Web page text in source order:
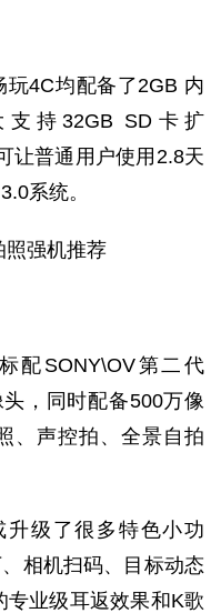
玩4C均配备了2GB 内
持32GB SD卡扩
让普通用户使用2.8天
系统。
配SONY\OV第二代
，同时配备500万像
、声控拍、全景自拍
升级了很多特色小功
相机扫码、目标动态
业级耳返效果和K歌